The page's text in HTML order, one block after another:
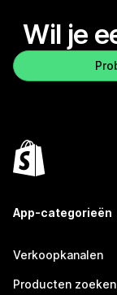
Wil je
App-categorieën
Verkoopkanalen
Producten zoeken